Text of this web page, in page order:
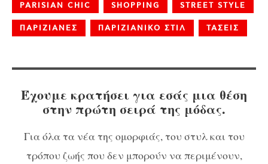
PARISIAN CHIC SHOPPING STREET STYLE
ΠΑΡΙΖΙΑΝΕΣ ΠΑΡΙΖΙΑΝΙΚΟ ΣΤΙΛ ΤΑΣΕΙΣ
Έχουμε κρατήσει για εσάς μια θέση
στην πρώτη σειρά της μόδας.
Για όλα τα νέα της ομορφιάς, του στυλ και του
τρόπου ζωής που δεν μπορούν να περιμένουν,